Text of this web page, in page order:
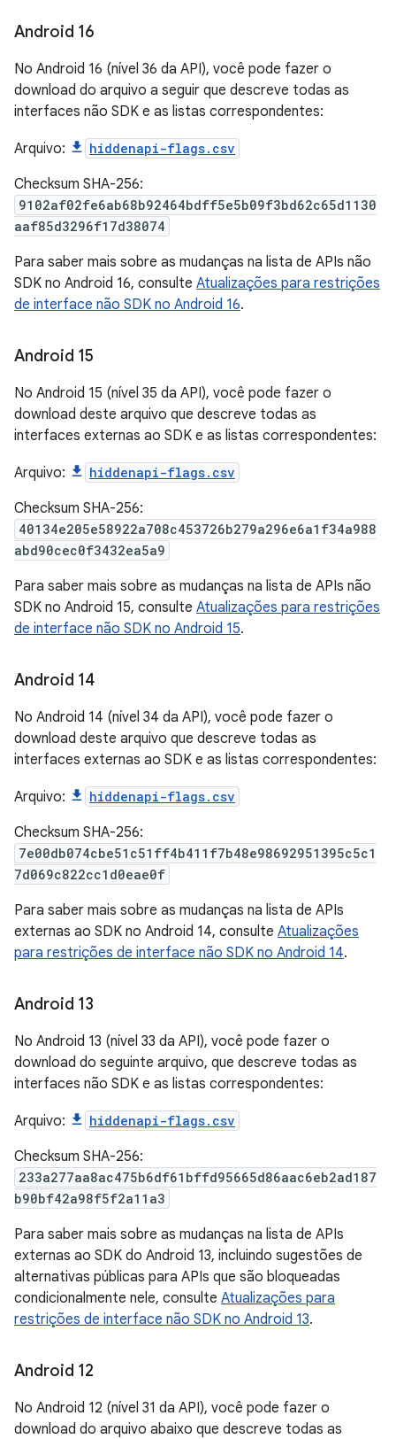
Android 16
No Android 16 (nível 36 da API), você pode fazer o
download do arquivo a seguir que descreve todas as
interfaces não SDK e as listas correspondentes:
Arquivo: hiddenapi-flags.csv
Checksum SHA-256:
9102af02fe6ab68b92464bdff5e5b09f3bd62c65d1130
aaf85d3296f17d38074
Para saber mais sobre as mudanças na lista de APIs não
SDK no Android 16, consulte Atualizações para restrições
de interface não SDK no Android 16.
Android 15
No Android 15 (nível 35 da API), você pode fazer o
download deste arquivo que descreve todas as
interfaces externas ao SDK e as listas correspondentes:
Arquivo: hiddenapi-flags.csv
Checksum SHA-256:
40134e205e58922a708c453726b279a296e6a1f34a988
abd90cec0f3432ea5a9
Para saber mais sobre as mudanças na lista de APIs não
SDK no Android 15, consulte Atualizações para restrições
de interface não SDK no Android 15.
Android 14
No Android 14 (nível 34 da API), você pode fazer o
download deste arquivo que descreve todas as
interfaces externas ao SDK e as listas correspondentes:
Arquivo: hiddenapi-flags.csv
Checksum SHA-256:
7e00db074cbe51c51ff4b411f7b48e98692951395c5c1
7d069c822cc1d0eae0f
Para saber mais sobre as mudanças na lista de APIs
externas ao SDK no Android 14, consulte Atualizações
para restrições de interface não SDK no Android 14.
Android 13
No Android 13 (nível 33 da API), você pode fazer o
download do seguinte arquivo, que descreve todas as
interfaces não SDK e as listas correspondentes:
Arquivo: hiddenapi-flags.csv
Checksum SHA-256:
233a277aa8ac475b6df61bffd95665d86aac6eb2ad187
b90bf42a98f5f2a11a3
Para saber mais sobre as mudanças na lista de APIs
externas ao SDK do Android 13, incluindo sugestões de
alternativas públicas para APIs que são bloqueadas
condicionalmente nele, consulte Atualizações para
restrições de interface não SDK no Android 13.
Android 12
No Android 12 (nível 31 da API), você pode fazer o
download do arquivo abaixo que descreve todas as